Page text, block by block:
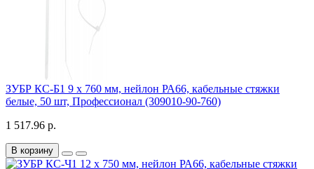
ЗУБР КС-Б1 9 x 760 мм, нейлон РА66, кабельные стяжки
белые, 50 шт, Профессионал (309010-90-760)
1 517.96 р.
В корзину